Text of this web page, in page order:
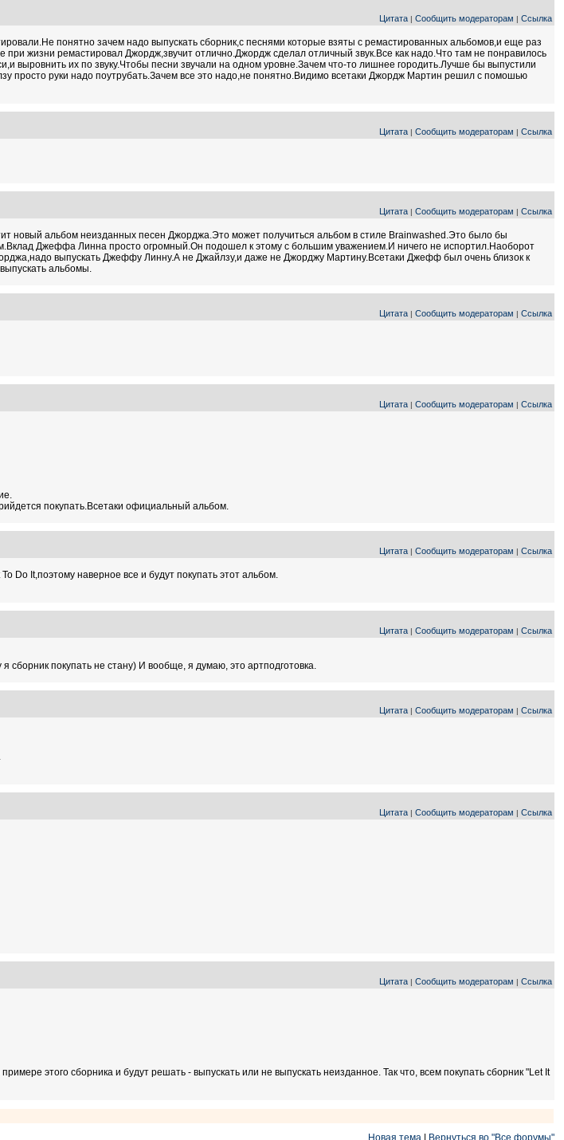
Цитата | Сообщить модераторам | Ссылка
понятно зачем надо выпускать сборник,с песнями которые взяты с ремастированных альбомов,и еще раз
жизни ремастировал Джордж,звучит отлично.Джордж сделал отличный звук.Все как надо.Что там не понравилось
выровнить их по звуку.Чтобы песни звучали на одном уровне.Зачем что-то лишнее городить.Лучше бы выпустили
просто руки надо поутрубать.Зачем все это надо,не понятно.Видимо всетаки Джордж Мартин решил с помошью
Цитата | Сообщить модераторам | Ссылка
Цитата | Сообщить модераторам | Ссылка
новый альбом неизданных песен Джорджа.Это может получиться альбом в стиле Brainwashed.Это было бы
Джеффа Линна просто огромный.Он подошел к этому с большим уважением.И ничего не испортил.Наоборот
выпускать Джеффу Линну.А не Джайлзу,и даже не Джорджу Мартину.Всетаки Джефф был очень близок к
альбомы.
Цитата | Сообщить модераторам | Ссылка
Цитата | Сообщить модераторам | Ссылка
покупать.Всетаки официальный альбом.
Цитата | Сообщить модераторам | Ссылка
Do It,поэтому наверное все и будут покупать этот альбом.
Цитата | Сообщить модераторам | Ссылка
покупать не стану) И вообще, я думаю, это артподготовка.
Цитата | Сообщить модераторам | Ссылка
Цитата | Сообщить модераторам | Ссылка
Цитата | Сообщить модераторам | Ссылка
этого сборника и будут решать - выпускать или не выпускать неизданное. Так что, всем покупать сборник "Let It
Новая тема Вернуться во "Все форумы"